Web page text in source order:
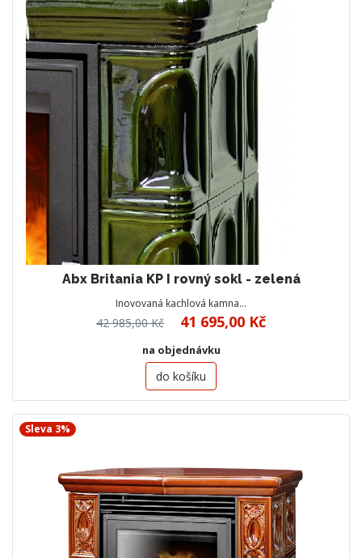
Abx Britania KP I rovný sokl - zelená
Inovovaná kachlová kamna…
42 985,00 Kč 41 695,00 Kč
na objednávku
do košíku
Sleva 3%